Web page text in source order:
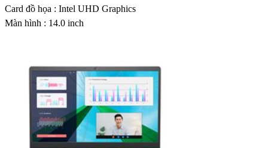
Card đồ họa : Intel UHD Graphics
Màn hình : 14.0 inch